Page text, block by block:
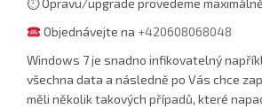
⏱ Opravu/upgrade provedeme
Objednávejte na +420608068048
Windows 7 je snadno infikovatelný
všechna data a následně po Vás chce
měli několik takových případů, které